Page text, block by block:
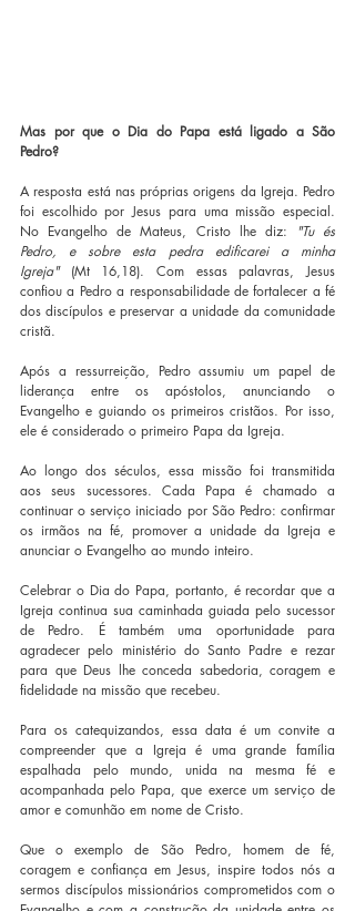
Mas por que o Dia do Papa está ligado a São
Pedro?
A resposta está nas próprias origens da Igreja. Pedro
foi escolhido por Jesus para uma missão especial.
No Evangelho de Mateus, Cristo lhe diz:
"Tu és
Pedro, e sobre esta pedra edificarei a minha
Igreja" (Mt 16,18). Com essas palavras, Jesus
confiou a Pedro a responsabilidade de fortalecer a fé
dos discípulos e preservar a unidade da comunidade
cristã.
Após a ressurreição, Pedro assumiu um papel de
liderança entre os apóstolos, anunciando o
Evangelho e guiando os primeiros cristãos. Por isso,
ele é considerado o primeiro Papa da Igreja.
Ao longo dos séculos, essa missão foi transmitida
aos seus sucessores. Cada Papa é chamado a
continuar o serviço iniciado por São Pedro: confirmar
os irmãos na fé, promover a unidade da Igreja e
anunciar o Evangelho ao mundo inteiro.
Celebrar o Dia do Papa, portanto, é recordar que a
Igreja continua sua caminhada guiada pelo sucessor
de Pedro. É também uma oportunidade para
agradecer pelo ministério do Santo Padre e rezar
para que Deus lhe conceda sabedoria, coragem e
fidelidade na missão que recebeu.
Para os catequizandos, essa data é um convite a
compreender que a Igreja é uma grande família
espalhada pelo mundo, unida na mesma fé e
acompanhada pelo Papa, que exerce um serviço de
amor e comunhão em nome de Cristo.
Que o exemplo de São Pedro, homem de fé,
coragem e confiança em Jesus, inspire todos nós a
sermos discípulos missionários comprometidos com o